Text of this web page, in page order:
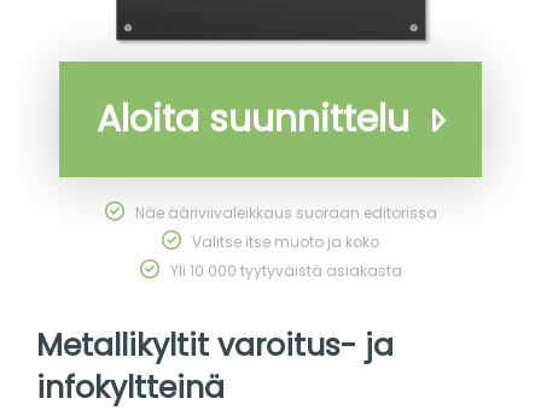
Aloita suunnittelu
Näe ääriviivaleikkaus suoraan editorissa
Valitse itse muoto ja koko
Yli 10 000 tyytyväistä asiakasta
Metallikyltit varoitus- ja
infokyltteinä